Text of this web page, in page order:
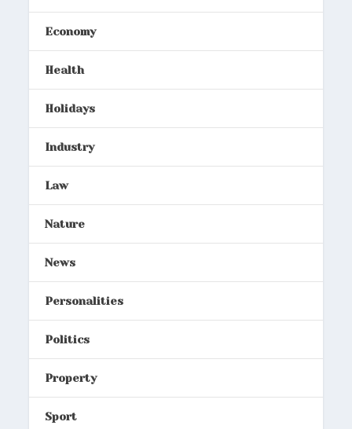
Economy
Health
Holidays
Industry
Law
Nature
News
Personalities
Politics
Property
Sport